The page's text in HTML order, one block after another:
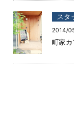
スタ
2014/
町家